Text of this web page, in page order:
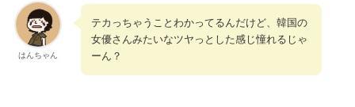
はんちゃん
テカっちゃうことわかってるんだけど、韓国の
女優さんみたいなツヤっとした感じ憧れるじゃ
ーん？